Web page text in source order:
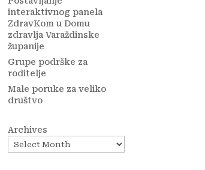
interaktivnog panela
ZdravKom u Domu
zdravlja Varaždinske
županije
Grupe podrške za
roditelje
Male poruke za veliko
društvo
Archives